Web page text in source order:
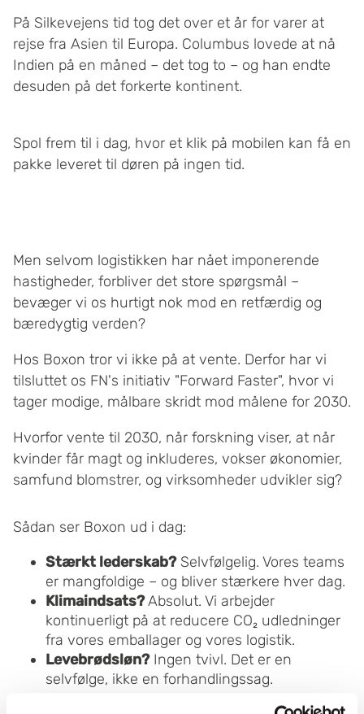
På Silkevejens tid tog det over et år for varer at
rejse fra Asien til Europa. Columbus lovede at nå
Indien på en måned – det tog to – og han endte
desuden på det forkerte kontinent.
Spol frem til i dag, hvor et klik på mobilen kan få en
pakke leveret til døren på ingen tid.
Men selvom logistikken har nået imponerende
hastigheder, forbliver det store spørgsmål –
bevæger vi os hurtigt nok mod en retfærdig og
bæredygtig verden?
Hos Boxon tror vi ikke på at vente. Derfor har vi
tilsluttet os FN's initiativ "Forward Faster", hvor vi
tager modige, målbare skridt mod målene for 2030.
Hvorfor vente til 2030, når forskning viser, at når
kvinder får magt og inkluderes, vokser økonomier,
samfund blomstrer, og virksomheder udvikler sig?
Sådan ser Boxon ud i dag:
Stærkt lederskab?Selvfølgelig. Vores teams
er mangfoldige – og bliver stærkere hver dag.
Klimaindsats?Absolut. Vi arbejder
kontinuerligt på at reducere CO₂ udledninger
fra vores emballager og vores logistik.
Levebrødsløn?Ingen tvivl. Det er en
selvfølge, ikke en forhandlingssag.